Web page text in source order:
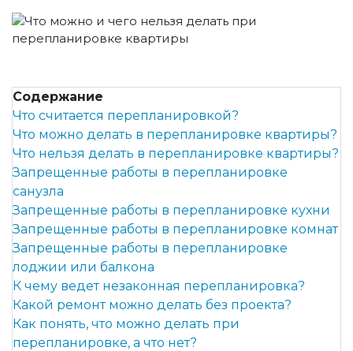
Содержание
Что считается перепланировкой?
Что можно делать в перепланировке квартиры?
Что нельзя делать в перепланировке квартиры?
Запрещенные работы в перепланировке
санузла
Запрещенные работы в перепланировке кухни
Запрещенные работы в перепланировке комнат
Запрещенные работы в перепланировке
лоджии или балкона
К чему ведет незаконная перепланировка?
Какой ремонт можно делать без проекта?
Как понять, что можно делать при
перепланировке, а что нет?